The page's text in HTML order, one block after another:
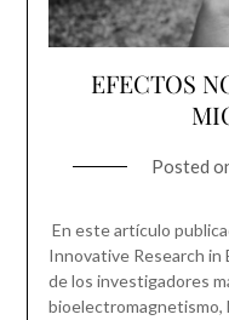
EFECTOS
Posted
En este artículo
Innovative Research in
de los investigadores
bioelectromagnetismo,